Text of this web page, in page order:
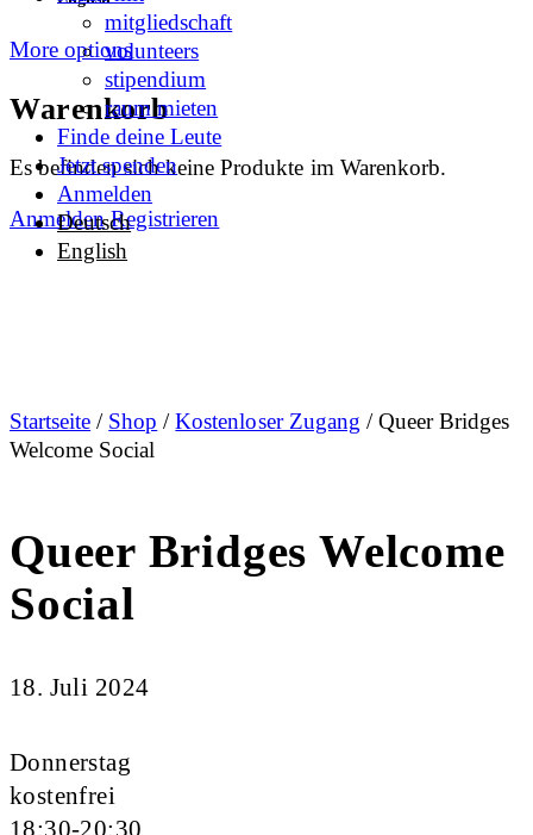
More options
Warenkorb
Es befinden sich keine Produkte im Warenkorb.
Anmelden Registrieren
mitgliedschaft
volunteers
stipendium
raum mieten
Finde deine Leute
Jetzt spenden
Anmelden
Deutsch
English
Startseite / Shop /Kostenloser Zugang / Queer Bridges
Welcome Social
Queer Bridges Welcome
Social
18. Juli 2024
Donnerstag
kostenfrei
18:30-20:30